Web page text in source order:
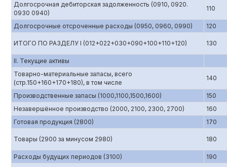
Долгосрочная дебиторская задолженность (0910, 0920.
0930 0940)
110
Долгосрочные отсроченные расходы (0950, 0960, 0990) 120
ИТОГО ПО РАЗДЕЛУ I (012+022+030+090+100+110+120) 130
II. Текущие активы
Товарно-материальные запасы, всего
(стр.150+160+170+180), в том числе
140
Производственные запасы (1000,1100,1500,1600)
150
Незавершённое производство (2000, 2100, 2300, 2700)
160
Готовая продукция (2800)
170
Товары (2900 за минусом 2980) 180
Расходы будущих периодов (3100) 190